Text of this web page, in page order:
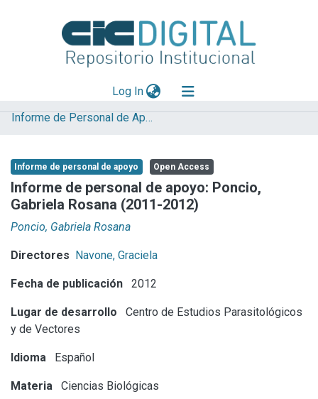
Log In(current)
Explorar
Aportar material
Statistics
Informe de Personal de Apoyo
Informe de personal de apoyo Open Access
Informe de personal de apoyo: Poncio,
Gabriela Rosana (2011-2012)
Poncio, Gabriela Rosana
Directores Navone, Graciela
Fecha de publicación 2012
Lugar de desarrollo
Centro de Estudios Parasitológicos
y de Vectores
Idioma Español
Materia Ciencias Biológicas